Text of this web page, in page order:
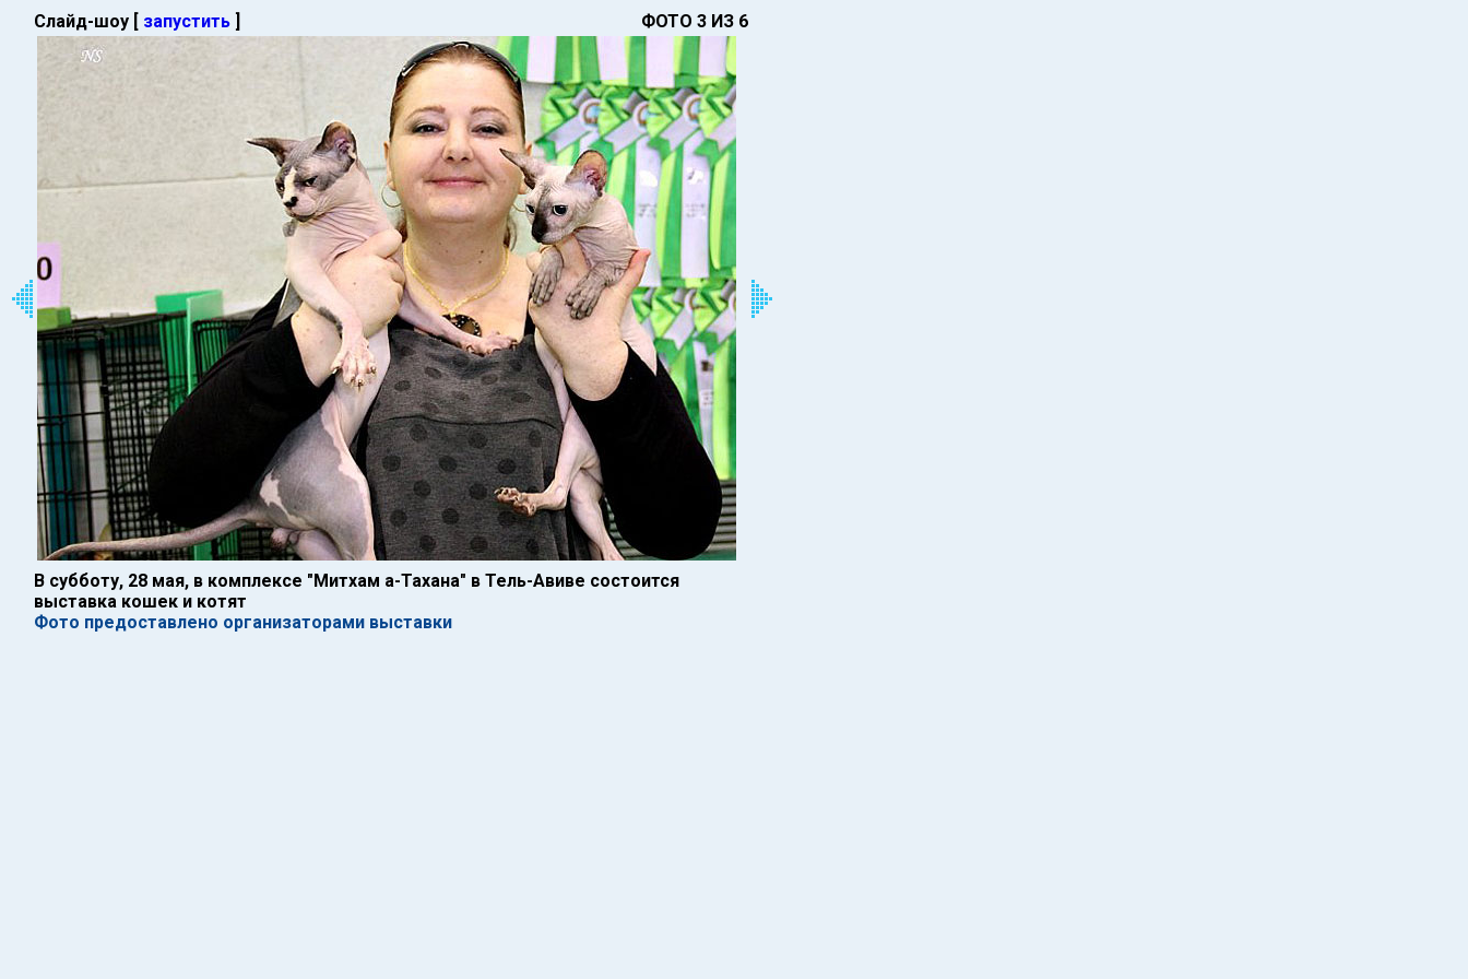
Слайд-шоу [ запустить ] ФОТО 3 ИЗ 6
В субботу, 28 мая, в комплексе "Митхам а-Тахана" в Тель-Авиве состоится
выставка кошек и котят
Фото предоставлено организаторами выставки